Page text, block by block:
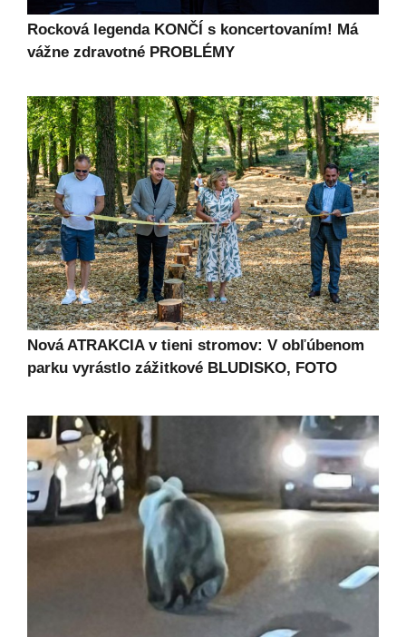
Rocková legenda KONČÍ s koncertovaním! Má
vážne zdravotné PROBLÉMY
Nová ATRAKCIA v tieni stromov: V obľúbenom
parku vyrástlo zážitkové BLUDISKO, FOTO